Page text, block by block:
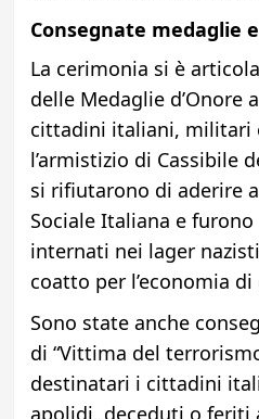
Consegnate medaglie
La cerimonia si è
delle Medaglie d’Onore
cittadini italiani, militari
l’armistizio di Cassibile
si rifiutarono di aderire
Sociale Italiana e
internati nei lager
coatto per l’economia di
Sono state anche
di “Vittima del
destinatari i cittadini